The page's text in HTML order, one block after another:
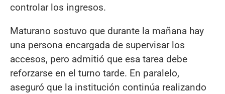
controlar los ingresos.
Maturano sostuvo que durante la mañana hay
una persona encargada de supervisar los
accesos, pero admitió que esa tarea debe
reforzarse en el turno tarde. En paralelo,
aseguró que la institución continúa realizando